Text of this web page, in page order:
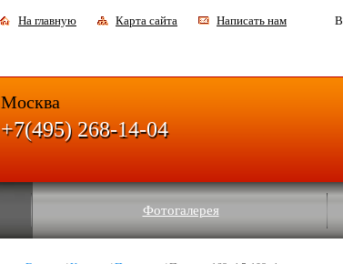
На главную Карта сайта Написать нам
Фотогалерея
Москва
+7(495) 268-14-04